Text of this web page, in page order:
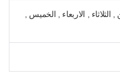
, الثلاثاء , الاربعاء , الخميس ,